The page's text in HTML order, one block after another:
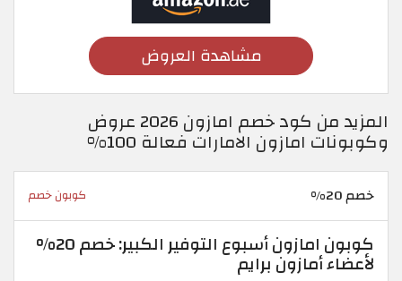
مشاهدة العروض
المزيد من كود خصم امازون 2026 عروض
وكوبونات امازون الامارات فعالة 100%
خصم 20% كوبون خصم
كوبون امازون أسبوع التوفير الكبير: خصم 20%
لأعضاء أمازون برايم